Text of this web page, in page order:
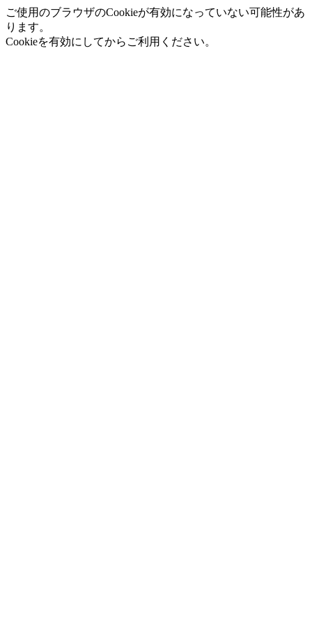
ご使用のブラウザのCookieが有効になっていない可能性があ
ります。
Cookieを有効にしてからご利用ください。